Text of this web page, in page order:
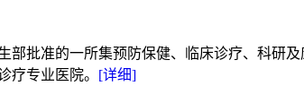
部批准的一所集预防保健、临床诊疗、科研
疗专业医院。 [详细]